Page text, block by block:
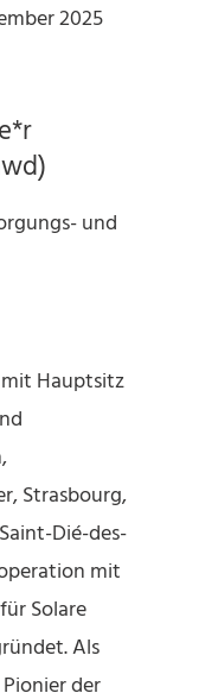
2025
und
Hauptsitz
Strasbourg,
Dié-des-
mit
Solare
Als